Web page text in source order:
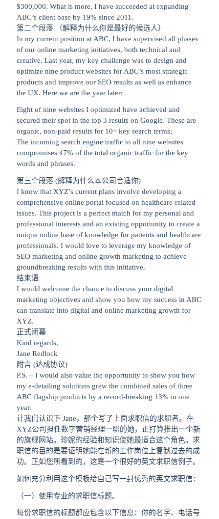
$300,000. What is more, I have succeeded at expanding
ABC’s client base by 19% since 2011.
第二个段落 （解释为什么你是最好的候选人）
In my current position at ABC, I have supervised all phases
of our online marketing initiatives, both technical and
creative. Last year, my key challenge was to design and
optimize nine product websites for ABC’s most strategic
products and improve our SEO results as well as enhance
the UX. Here we are the year later:
Eight of nine websites I optimized have achieved and
secured their spot in the top 3 results on Google. These are
organic, non-paid results for 10+ key search terms;
The incoming search engine traffic to all nine websites
compromises 47% of the total organic traffic for the key
words and phrases.
第三个段落 (解释为什么本公司合适你)
I know that XYZ’s current plans involve developing a
comprehensive online portal focused on healthcare-related
issues. This project is a perfect match for my personal and
professional interests and an existing opportunity to create a
unique online base of knowledge for patients and healthcare
professionals. I would love to leverage my knowledge of
SEO marketing and online growth marketing to achieve
groundbreaking results with this initiative.
结束语
I would welcome the chance to discuss your digital
marketing objectives and show you how my success in ABC
can translate into digital and online marketing growth for
XYZ.
正式闭幕
Kind regards,
Jane Redlock
附言 (达成协议)
P.S. – I would also value the opportunity to show you how
my e-detailing solutions grew the combined sales of three
ABC flagship products by a record-breaking 13% in one
year.
让我们认识下 Jane，那个写了上面求职信的求职者。在
XYZ公司担任数字营销经理一职的她，正打算推出一个新
的旗舰网站。珍妮的经验和知识使她最适合这个角色。求
职信的目的是要证明她能在新的工作岗位上复制过去的成
功。正如您所看到的，这是一个很好的英文求职信例子。
如何充分利用这个模板给自己写一封优秀的英文求职信：
（一）使用专业的求职信标题。
每份求职信的标题都应包含以下信息：你的名字、电话号